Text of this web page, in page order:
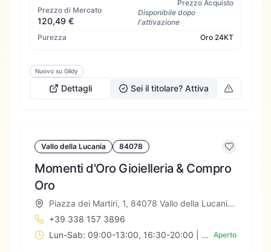
Prezzo di Mercato
120,49 €
Prezzo Acquisto
Disponibile dopo
l'attivazione
Purezza
Oro 24KT
Nuovo su Gildy
Dettagli Sei il titolare? Attiva
Vallo della Lucania 84078
Momenti d'Oro Gioielleria & Compro
Oro
Piazza dei Martiri, 1, 84078 Vallo della Lucania SA, Italia
+39 338 157 3896
Lun-Sab: 09:00-13:00, 16:30-20:00 | Dom: Chiuso Aperto